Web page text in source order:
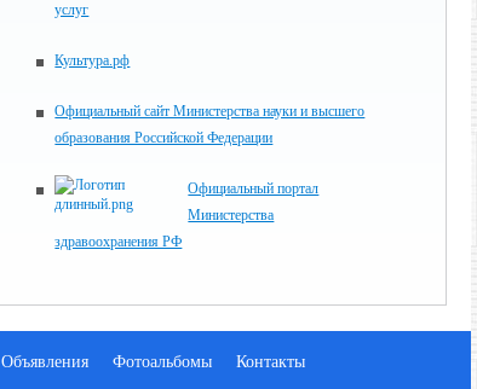
услуг
Культура.рф
Официальный сайт Министерства науки и высшего
образования Российской Федерации
Официальный портал
Министерства
здравоохранения РФ
Объявления Фотоальбомы Контакты